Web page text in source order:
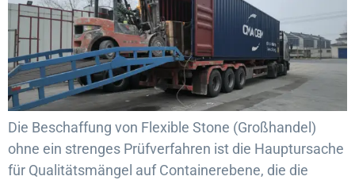
Die Beschaffung von Flexible Stone (Großhandel)
ohne ein strenges Prüfverfahren ist die Hauptursache
für Qualitätsmängel auf Containerebene, die die